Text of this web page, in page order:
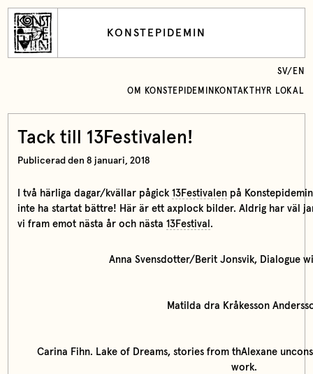
KONSTEPIDEMIN
OM KONSTEPIDEMIN KONTAKT HYR LOKAL
SV/ EN
Tack till 13Festivalen!
Publicerad den 8 januari, 2018
I två härliga dagar/kvällar pågick 13Festivalenpå
inte ha startat bättre! Här är ett axplock bilder. Aldrig har väl
vi fram emot nästa år och nästa 13Festival .
Anna Svensdotter/Berit Jonsvik, Dialogue
Matilda dra Kråkesson
Carina Fihn. Lake of Dreams, stories from thAlexane
work.